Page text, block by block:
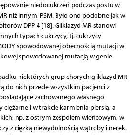
niedocukrzeń podczas postu w
niż innymi PSM. Było ono podobne jak w
DPP-4 [18]. Gliklazyd MR stanowi
typach cukrzycy, tj. cukrzycy
spowodowanej obecnością mutacji w
spowodowanej mutacją w genie
niektórych grup chorych gliklazyd MR
do nich przede wszystkim pacjenci z
zachowanego własnego
i w trakcie karmienia piersią, a
np. z ostrym zespołem wieńcowym, w
z ciężką niewydolnością wątroby i nerek.